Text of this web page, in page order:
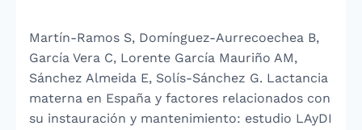
Martín-Ramos S, Domínguez-Aurrecoechea B,
García Vera C, Lorente García Mauriño AM,
Sánchez Almeida E, Solís-Sánchez G. Lactancia
materna en España y factores relacionados con
su instauración y mantenimiento: estudio LAyDI